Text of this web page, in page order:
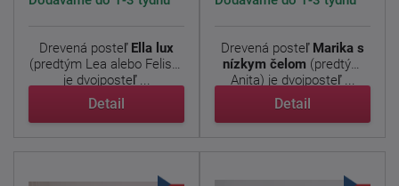
Drevená posteľ Ella lux
(predtým Lea alebo Felisa)
je dvojposteľ ...
Detail
Drevená posteľ Marika s
nízkym čelom (predtým
Anita) je dvojposteľ ...
Detail